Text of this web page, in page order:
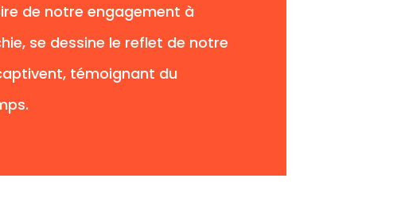
de notre engagement à
se dessine le reflet de notre
témoignant du